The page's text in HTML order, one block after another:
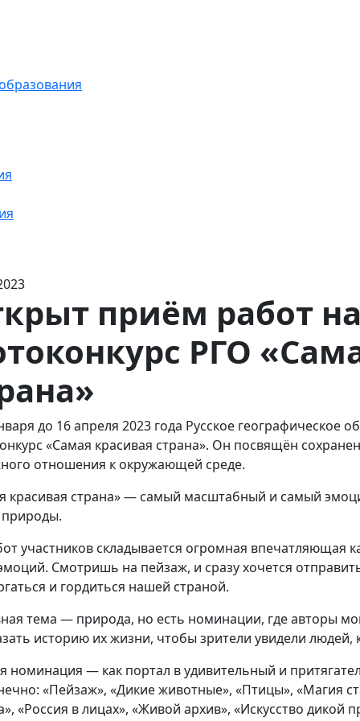
приём работ
РГО
до 16 апреля 2023 года Русское географическое
«Самая красивая страна». Он посвящён
отношения к окружающей среде.
красивая страна» — самый масштабный и самый
участников складывается огромная впечатляющая
Смотришь на пейзаж, и сразу хочется
и гордиться нашей страной.
тема — природа, но есть номинации, где авторы
историю их жизни, чтобы зрители увидели
номинация — как портал в удивительный и
«Пейзаж», «Дикие животные», «Птицы», «Магия
«Россия в лицах», «Живой архив», «Искусство